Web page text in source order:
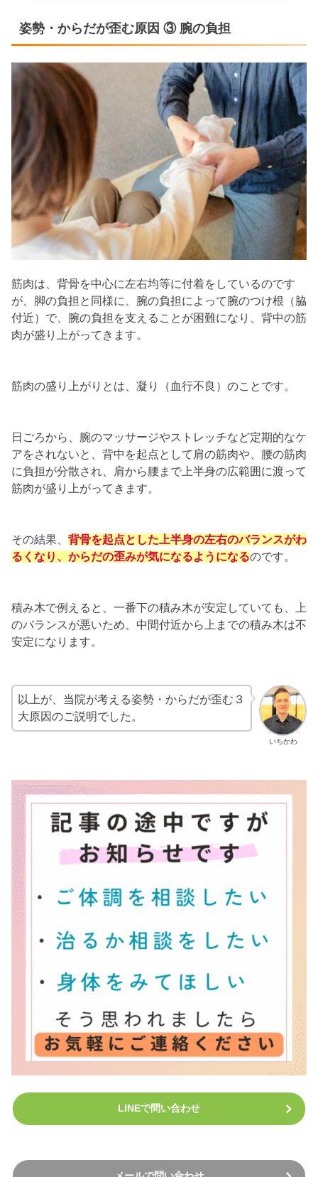
姿勢・からだが歪む原因 ③ 腕の負担
筋肉は、背骨を中心に左右均等に付着をしているのです
が、脚の負担と同様に、腕の負担によって腕のつけ根（脇
付近）で、腕の負担を支えることが困難になり、背中の筋
肉が盛り上がってきます。
筋肉の盛り上がりとは、凝り（血行不良）のことです。
日ごろから、腕のマッサージやストレッチなど定期的なケ
アをされないと、背中を起点として肩の筋肉や、腰の筋肉
に負担が分散され、肩から腰まで上半身の広範囲に渡って
筋肉が盛り上がってきます。
その結果、 背骨を起点とした上半身の左右のバランスがわ
るくなり、からだの歪みが気になるようになるのです。
積み木で例えると、一番下の積み木が安定していても、上
のバランスが悪いため、中間付近から上までの積み木は不
安定になります。
いちかわ
以上が、当院が考える姿勢・からだが歪む３
大原因のご説明でした。
LINEで問い合わせ